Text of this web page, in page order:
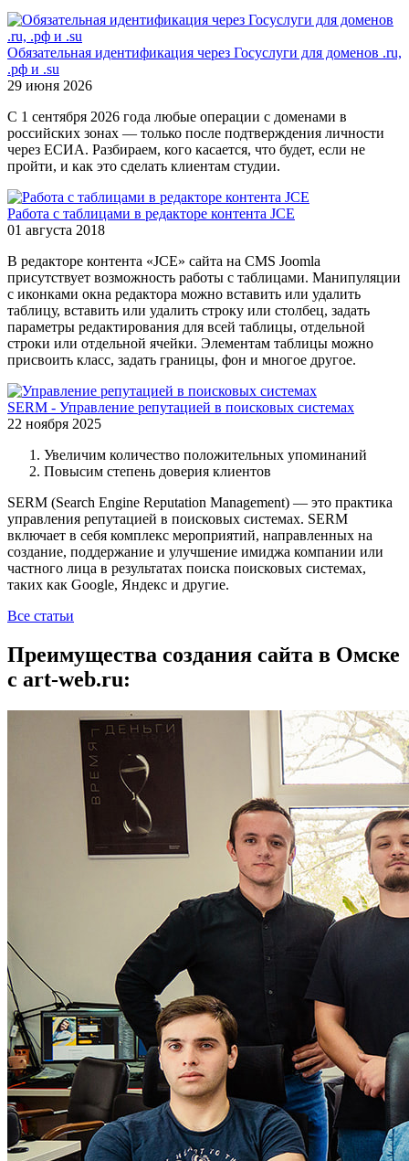
Обязательная идентификация через Госуслуги для доменов .ru,
.рф и .su
29 июня 2026
С 1 сентября 2026 года любые операции с доменами в
российских зонах — только после подтверждения личности
через ЕСИА. Разбираем, кого касается, что будет, если не
пройти, и как это сделать клиентам студии.
Работа с таблицами в редакторе контента JCE
01 августа 2018
В редакторе контента «JCE» сайта на CMS Joomla
присутствует возможность работы с таблицами. Манипуляции
с иконками окна редактора можно вставить или удалить
таблицу, вставить или удалить строку или столбец, задать
параметры редактирования для всей таблицы, отдельной
строки или отдельной ячейки. Элементам таблицы можно
присвоить класс, задать границы, фон и многое другое.
SERM - Управление репутацией в поисковых системах
22 ноября 2025
Увеличим количество положительных упоминаний
Повысим степень доверия клиентов
SERM (Search Engine Reputation Management) — это практика
управления репутацией в поисковых системах. SERM
включает в себя комплекс мероприятий, направленных на
создание, поддержание и улучшение имиджа компании или
частного лица в результатах поиска поисковых системах,
таких как Google, Яндекс и другие.
Все статьи
Преимущества создания сайта в Омске
с art-web.ru: